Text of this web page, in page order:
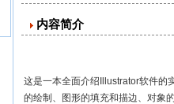
内容简介
这是一本全面介绍Illustrator软件的
的绘制、图形的填充和描边、对象